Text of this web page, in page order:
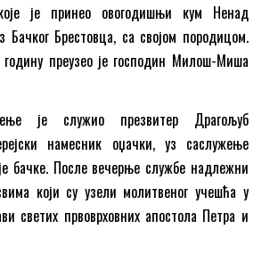
је принео овогодишњи кум Ненад
Бачког Брестовца, са својом породицом.
преузео је господин Милош-Миша
је служио презвитер Драгољуб
намесник оџачки, уз саслужење
бачке. После вечерње службе надлежни
који су узели молитвеног учешћа у
светих првоврховних апостола Петра и